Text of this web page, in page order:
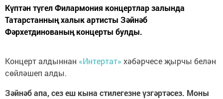
Күптән түгел Филармония концертлар залында
Татарстанның халык артисты Зәйнәб
Фәрхетдинованың концерты булды.
Концерт алдыннан «Интертат» хәбәрчесе җырчы белән
сөйләшеп алды.
Зәйнәб апа, сез еш кына стилегезне үзгәртәсез. Моны